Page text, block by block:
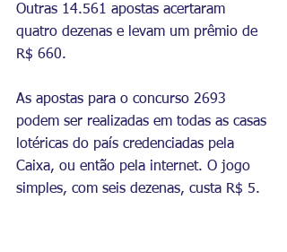
Outras 14.561 apostas acertaram
quatro dezenas e levam um prêmio de
R$ 660.
As apostas para o concurso 2693
podem ser realizadas em todas as casas
lotéricas do país credenciadas pela
Caixa, ou então pela internet. O jogo
simples, com seis dezenas, custa R$ 5.